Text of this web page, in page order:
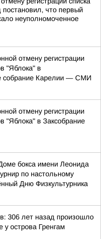
что первый
неуполномоченное
отмену регистрации
"Яблока" в
собрание Карелии — СМИ
отмену регистрации
"Яблока" в Заксобрание
бокса имени Леонида
по настольному
Дню Физкультурника
306 лет назад произошло
у острова Гренгам